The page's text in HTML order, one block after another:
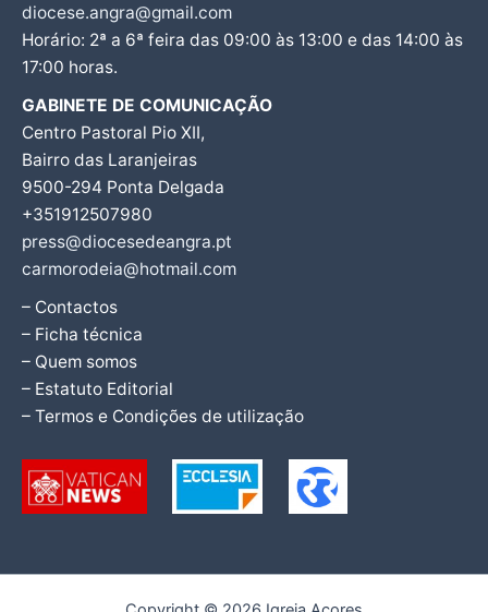
diocese.angra@gmail.com
Horário: 2ª a 6ª feira das 09:00 às 13:00 e das 14:00 às
17:00 horas.
GABINETE DE COMUNICAÇÃO
Centro Pastoral Pio XII,
Bairro das Laranjeiras
9500-294 Ponta Delgada
+351912507980
press@diocesedeangra.pt
carmorodeia@hotmail.com
– Contactos
– Ficha técnica
– Quem somos
– Estatuto Editorial
– Termos e Condições de utilização